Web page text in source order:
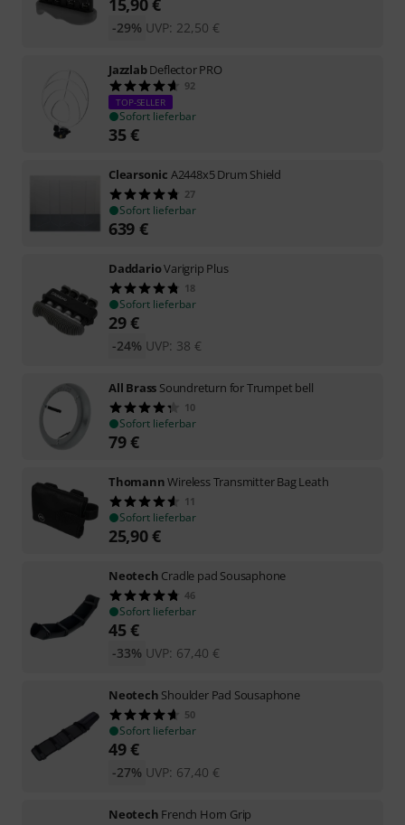
15,90€
UVP: 22,50 €
-29%
JazzlabDeflector PRO
92
TOP-SELLER
Sofort lieferbar
35€
Clearsonic A2448x5 Drum Shield
27
Sofort lieferbar
639 €
DaddarioVarigrip Plus
18
Sofort lieferbar
29€
UVP: 38 €
-24%
All Brass Soundreturn for Trumpet bell
10
Sofort lieferbar
79€
ThomannWireless Transmitter Bag Leath
11
Sofort lieferbar
25,90€
Neotech Cradle pad Sousaphone
46
Sofort lieferbar
45€
UVP: 67,40 €
-33%
Neotech Shoulder Pad Sousaphone
50
Sofort lieferbar
49€
UVP: 67,40 €
-27%
Neotech French Horn Grip